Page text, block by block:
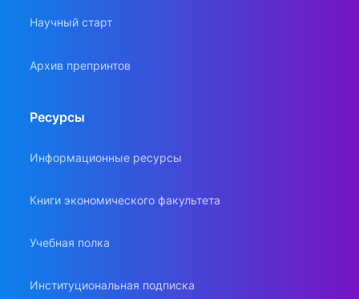
Научный старт
Архив препринтов
Ресурсы
Информационные ресурсы
Книги экономического факультета
Учебная полка
Институциональная подписка